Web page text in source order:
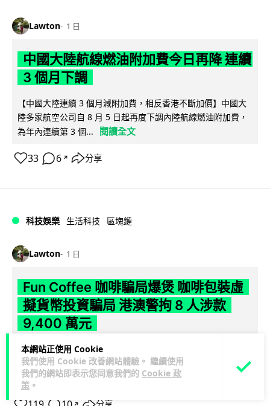
本網站正使用 Cookie
我們使用 Cookie 改善網站體驗。 繼續使用
我們的網站即表示您同意我們的 Cookie 政
策 。
Lawton 1 日
中國大陸航線燃油附加費今日再降 連續
3 個月下調
【中國大陸連續 3 個月減附加費，相反香港不斷加價】中國大
陸多家航空公司自 8 月 5 日起再度下調內陸航線燃油附加費，
為年內連續第 3 個...
閱讀全文
33 6 ↗ 分享
科技娛樂 生活科技 區塊鏈
Lawton 1 日
Fun Coffee 咖啡騙局爆煲 咖啡包裝虛
擬貨幣投資騙局 港澳警拘 8 人涉款
9,400 萬元
香港警方聯同澳門司警搗破以養生咖啡生意包裝的虛擬貨幣投
資騙局 Fun Coffee，兩地共拘捕 8 人，接獲逾 200 宗舉報，涉
款 9,4... 閱讀全文
↗